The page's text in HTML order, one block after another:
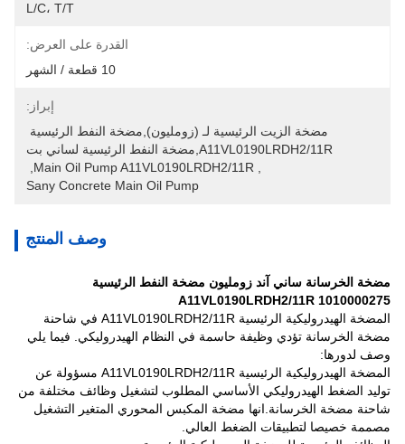
L/C، T/T
القدرة على العرض:
10 قطعة / الشهر
إبراز:
A11VL0190LRDH2/11R,مضخة النفط الرئيسية لساني بت
Main Oil Pump A11VL0190LRDH2/11R
Sany Concrete Main Oil Pump
وصف المنتج
مضخة الخرسانة ساني آند زومليون مضخة النفط الرئيسية
A11VL0190LRDH2/11R 1010000275
المضخة الهيدروليكية الرئيسية A11VL0190LRDH2/11R في شاحنة
مضخة الخرسانة تؤدي وظيفة حاسمة في النظام الهيدروليكي. فيما يلي
وصف لدورها:
المضخة الهيدروليكية الرئيسية A11VL0190LRDH2/11R مسؤولة عن
توليد الضغط الهيدروليكي الأساسي المطلوب لتشغيل وظائف مختلفة من
شاحنة مضخة الخرسانة.انها مضخة المكبس المحوري المتغير التشغيل
مصممة خصيصا لتطبيقات الضغط العالي.